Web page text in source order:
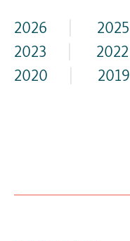
2026 2025
2023
2022
2020
2019